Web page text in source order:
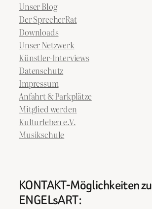
Unser Blog
Der SprecherRat
Downloads
Unser Netzwerk
Künstler-Interviews
Datenschutz
Impressum
Anfahrt & Parkplätze
Mitglied werden
Kulturleben e.V.
Musikschule
KONTAKT-Möglichkeiten zu
ENGELsART: